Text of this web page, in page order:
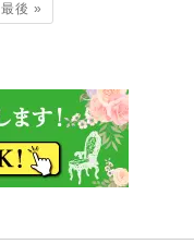
最後 »